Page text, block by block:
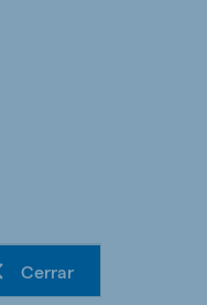
Cerrar